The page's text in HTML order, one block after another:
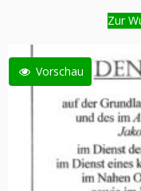
Zur
Vorschau